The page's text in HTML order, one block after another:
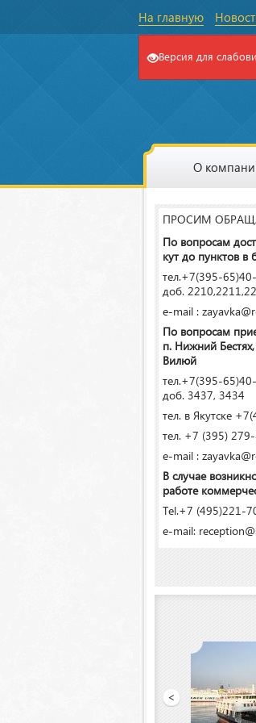
На главную
Версия для
О
ПРОСИМ
По вопросам
кут до пунктов в
тел.+7(395-
доб.
e-mail :
По вопросам
п. Нижний
Вилюй
тел.+7(395-
доб. 3437, 3434
тел. в Якутске
тел. +7 (395)
e-mail :
В случае
работе
Tel.+7 (495)221-
e-mail:
<